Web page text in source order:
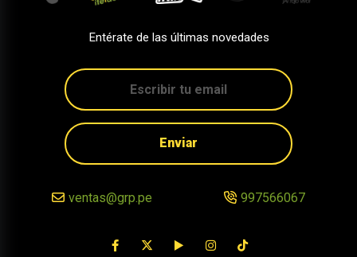
Entérate de las últimas novedades
Enviar
ventas@grp.pe 997566067